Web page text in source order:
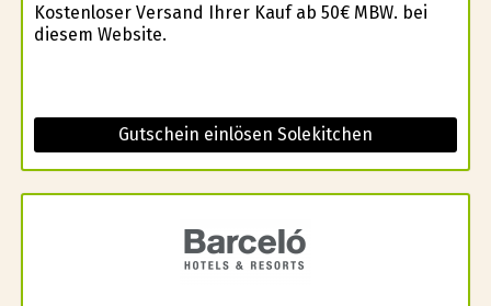
Kostenloser Versand Ihrer Kauf ab 50€ MBW. bei
diesem Website.
Gutschein einlösen Solekitchen